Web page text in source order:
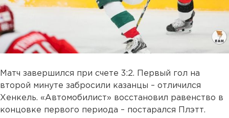
Матч завершился при счете 3:2. Первый гол на
второй минуте забросили казанцы – отличился
Хенкель. «Автомобилист» восстановил равенство в
концовке первого периода – постарался Плэтт.